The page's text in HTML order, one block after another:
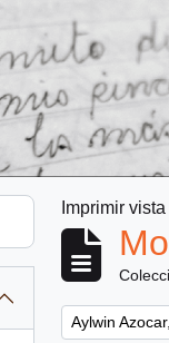
Imprimir
Remove filter:
Aylwin